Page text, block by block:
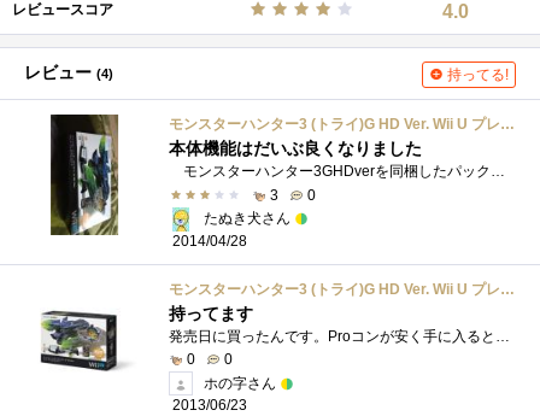
レビュースコア 4.0
レビュー (4) 持ってる!
モンスターハンター3 (トライ)G HD Ver. Wii U プレミアムセット (WUP-S-KAFD)
本体機能はだいぶ良くなりました
モンスターハンター3GHDverを同梱したパックです。本体とソフトに、プロコンがついて別々に買うよりも若干安いです。 ゲーム自体は悪くはあ�...
3
0
たぬき犬さん
2014/04/28
モンスターハンター3 (トライ)G HD Ver. Wii U プレミアムセット (WUP-S-KAFD)
持ってます
0
0
ホの字さん
2013/06/23